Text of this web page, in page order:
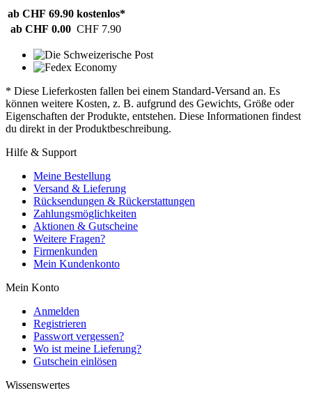
ab CHF 69.90 kostenlos*
ab CHF 0.00 CHF 7.90
* Diese Lieferkosten fallen bei einem Standard-Versand an. Es
können weitere Kosten, z. B. aufgrund des Gewichts, Größe oder
Eigenschaften der Produkte, entstehen. Diese Informationen findest
du direkt in der Produktbeschreibung.
Hilfe & Support
Meine Bestellung
Versand & Lieferung
Rücksendungen & Rückerstattungen
Zahlungsmöglichkeiten
Aktionen & Gutscheine
Weitere Fragen?
Firmenkunden
Mein Kundenkonto
Mein Konto
Anmelden
Registrieren
Passwort vergessen?
Wo ist meine Lieferung?
Gutschein einlösen
Wissenswertes